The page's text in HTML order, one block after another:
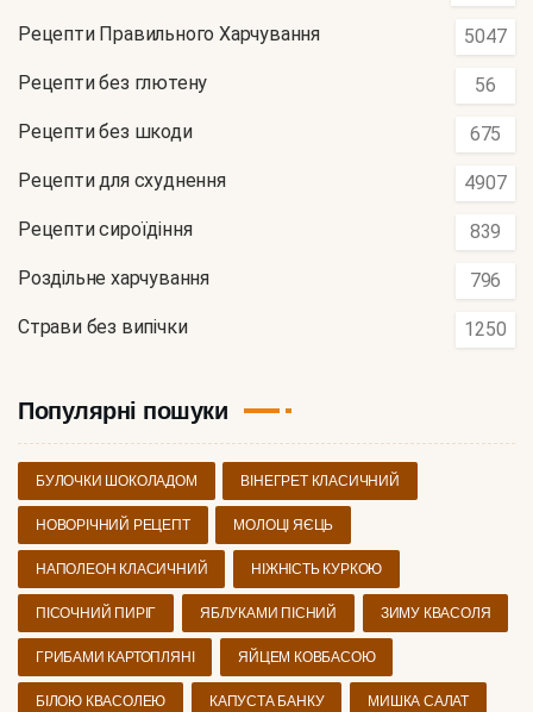
Рецепти Правильного Харчування 5047
Рецепти без глютену 56
Рецепти без шкоди 675
Рецепти для схуднення 4907
Рецепти сироїдіння 839
Роздільне харчування 796
Страви без випічки 1250
Популярні пошуки
БУЛОЧКИ ШОКОЛАДОМ ВІНЕГРЕТ КЛАСИЧНИЙ
НОВОРІЧНИЙ РЕЦЕПТ МОЛОЦІ ЯЄЦЬ
НАПОЛЕОН КЛАСИЧНИЙ НІЖНІСТЬ КУРКОЮ
ПІСОЧНИЙ ПИРІГ ЯБЛУКАМИ ПІСНИЙ ЗИМУ КВАСОЛЯ
ГРИБАМИ КАРТОПЛЯНІ ЯЙЦЕМ КОВБАСОЮ
БІЛОЮ КВАСОЛЕЮ КАПУСТА БАНКУ МИШКА САЛАТ